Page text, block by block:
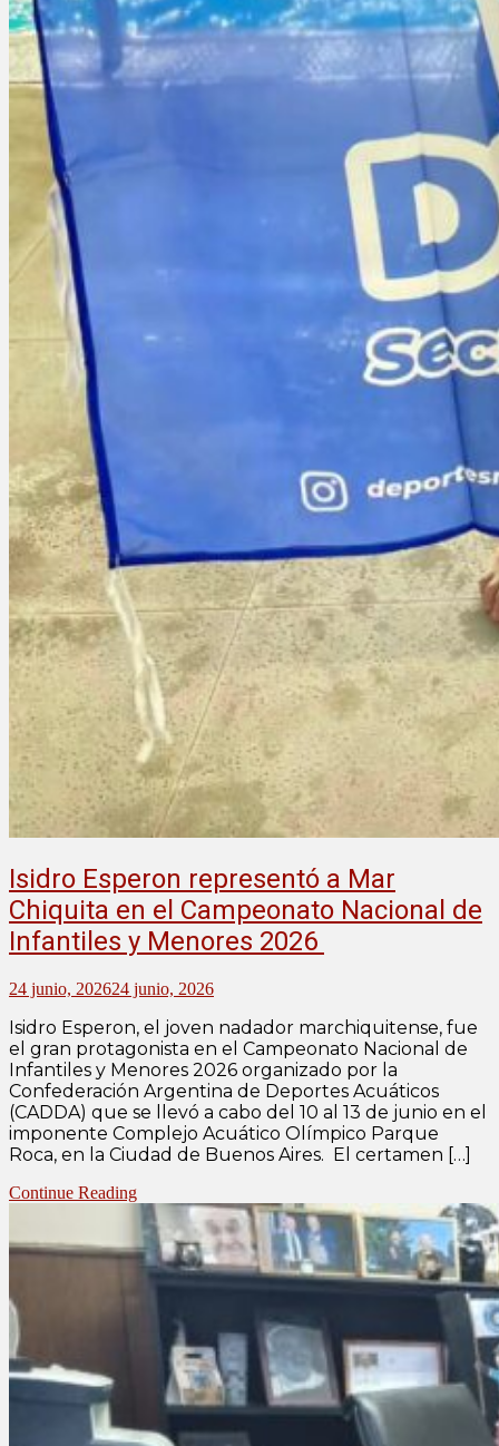
Isidro Esperon representó a Mar
Chiquita en el Campeonato Nacional de
Infantiles y Menores 2026
24 junio, 202624 junio, 2026
Isidro Esperon, el joven nadador marchiquitense, fue
el gran protagonista en el Campeonato Nacional de
Infantiles y Menores 2026 organizado por la
Confederación Argentina de Deportes Acuáticos
(CADDA) que se llevó a cabo del 10 al 13 de junio en el
imponente Complejo Acuático Olímpico Parque
Roca, en la Ciudad de Buenos Aires. El certamen […]
Continue Reading